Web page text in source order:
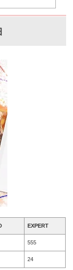
EXPERT
555
24